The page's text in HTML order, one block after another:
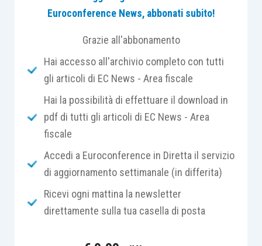
una certificazione, rilasciata dalle
Autorità fiscali dello Stato
“madre” non residentepossiede i
requisitiindicati alle lettere a), b) e c) del
comma 1 stesso, e;
una dichiarazione della società
medesima
requisitoindicato alla lettera d).
D.P.R. 600/1973, prescrive, poi, che, al ricorrere di
tali condizioni, arichiesta della società “madre”
Euroconference News, abbonati subito!
Grazie all'abbonamento
Hai accesso all'archivio completo con tutti
gli articoli di EC News - Area fiscale
Hai la possibilità di effettuare il download in
pdf di tutti gli articoli di EC News - Area
fiscale
Accedi a Euroconference in Diretta il servizio
di aggiornamento settimanale (in differita)
Ricevi ogni mattina la newsletter
direttamente sulla tua casella di posta